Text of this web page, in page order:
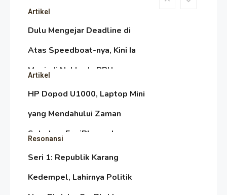
Paser Melawan Arus Zaman
Popular
Artikel
Dulu Mengejar Deadline di
Atas Speedboat-nya, Kini Ia
Menjadi Nakhoda PPU
Artikel
HP Dopod U1000, Laptop Mini
yang Mendahului Zaman
Sebelum Era iPhone dan
Smartphone
Resonansi
Seri 1: Republik Karang
Kedempel, Lahirnya Politik